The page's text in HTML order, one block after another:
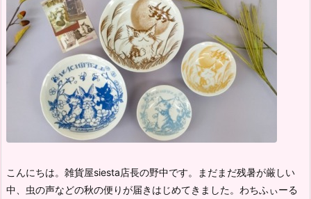
こんにちは。雑貨屋siesta店長の野中です。
まだまだ残暑が厳しい
中、虫の声などの秋の便りが届きはじめてきました。 わちふぃーる